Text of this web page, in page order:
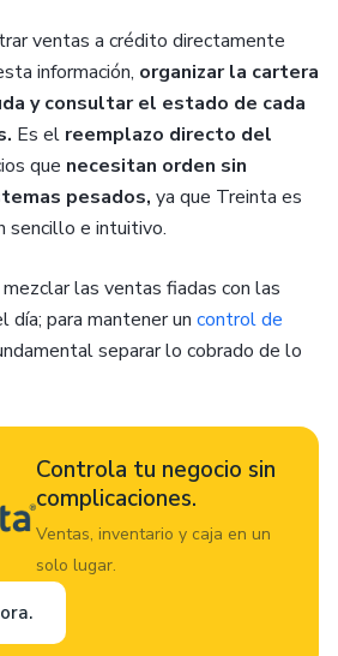
ventas a crédito directamente
información, organizar la cartera
y consultar el estado de cada
Es el reemplazo directo del
que necesitan orden sin
pesados, ya que Treinta es
sencillo e intuitivo.
las ventas fiadas con las
para mantener un control de
separar lo cobrado de lo
Controla tu negocio sin
complicaciones.
Ventas, inventario y caja en un
solo lugar.